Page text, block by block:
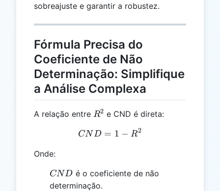
sobreajuste e garantir a robustez.
Fórmula Precisa do
Coeficiente de Não
Determinação: Simplifique
a Análise Complexa
A relação entre R^2
R2 e CND é direta:
CND = 1 - R^2
CND = 1 − R2
Onde:
CND
CND é o coeficiente de não
determinação.